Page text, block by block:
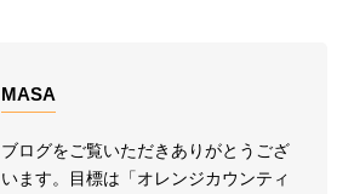
MASA
ブログをご覧いただきありがとうござ
います。目標は「オレンジカウンティ